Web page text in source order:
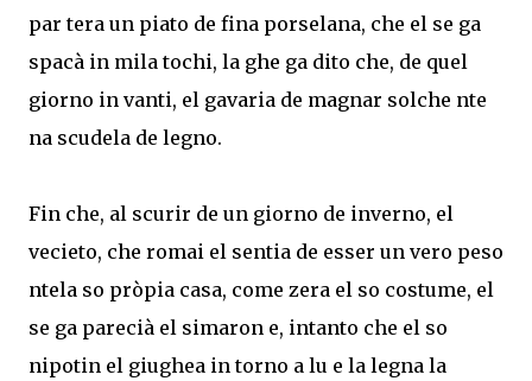
par tera un piato de fina porselana, che el se ga
spacà in mila tochi, la ghe ga dito che, de quel
giorno in vanti, el gavaria de magnar solche nte
na scudela de legno.
Fin che, al scurir de un giorno de inverno, el
vecieto, che romai el sentia de esser un vero peso
ntela so pròpia casa, come zera el so costume, el
se ga parecià el simaron e, intanto che el so
nipotin el giughea in torno a lu e la legna la